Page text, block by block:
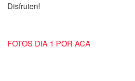
Disfruten!
FOTOS DIA 1 POR ACA